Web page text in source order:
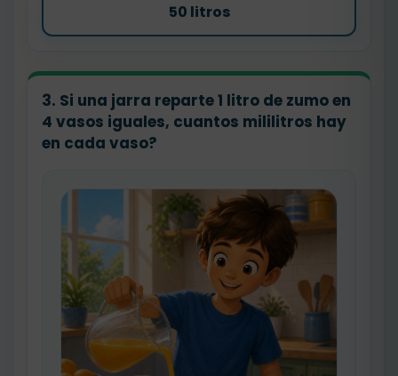
50 litros
3. Si una jarra reparte 1 litro de zumo en
4 vasos iguales, cuantos mililitros hay
en cada vaso?